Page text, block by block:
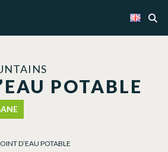
POTABLE
D’EAU POTABLE